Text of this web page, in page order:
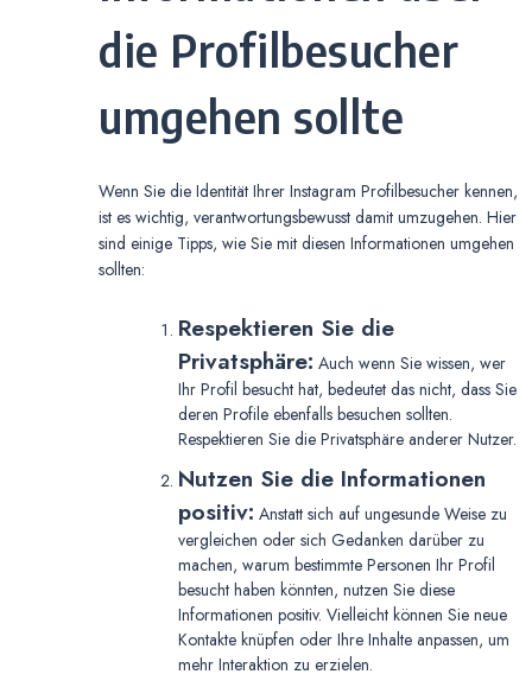
die Profilbesucher
umgehen sollte
Wenn Sie die Identität Ihrer Instagram Profilbesucher kennen,
ist es wichtig, verantwortungsbewusst damit umzugehen. Hier
sind einige Tipps, wie Sie mit diesen Informationen umgehen
sollten:
Respektieren Sie die
Privatsphäre: Auch wenn Sie wissen, wer
Ihr Profil besucht hat, bedeutet das nicht, dass Sie
deren Profile ebenfalls besuchen sollten.
Respektieren Sie die Privatsphäre anderer Nutzer.
Nutzen Sie die Informationen
positiv: Anstatt sich auf ungesunde Weise zu
vergleichen oder sich Gedanken darüber zu
machen, warum bestimmte Personen Ihr Profil
besucht haben könnten, nutzen Sie diese
Informationen positiv. Vielleicht können Sie neue
Kontakte knüpfen oder Ihre Inhalte anpassen, um
mehr Interaktion zu erzielen.